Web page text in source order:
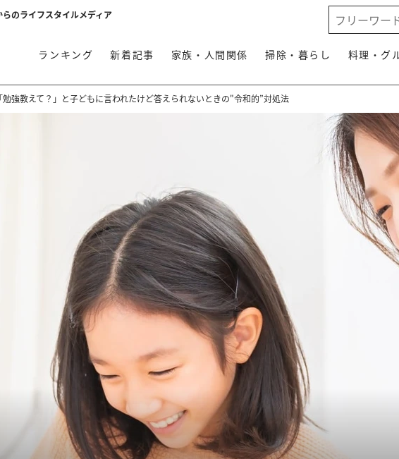
らのライフスタイルメディア
ランキング 新着記事 家族・人間関係 掃除・暮らし 料理・グ
「勉強教えて？」と子どもに言われたけど答えられないときの"令和的”対処法